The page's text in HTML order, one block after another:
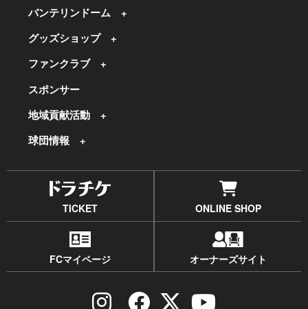
バンテリンドーム
グッズショップ
ファンクラブ
スポンサー
地域貢献活動
球団情報
TICKET ONLINE SHOP
FCマイページ オーナーズサイト